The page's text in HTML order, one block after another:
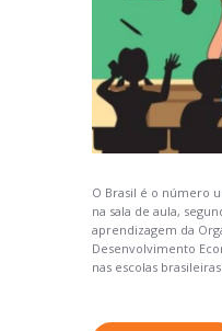
O Brasil é o número
na sala de aula,
aprendizagem da
Desenvolvimento
nas escolas